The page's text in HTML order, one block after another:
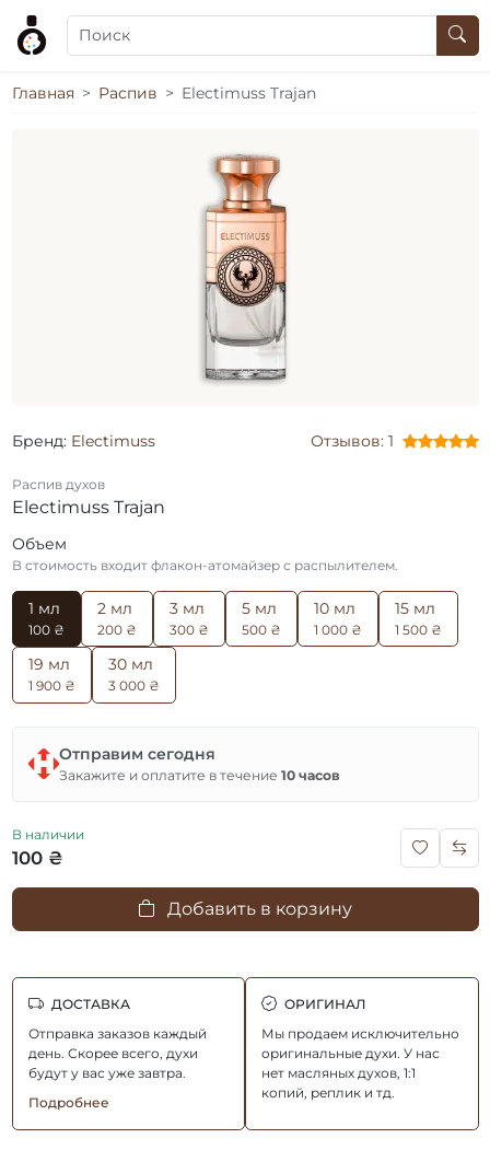
Главная Распив Electimuss Trajan
Бренд: Electimuss Отзывов: 1
Распив духов
Electimuss Trajan
Объем
В стоимость входит флакон-атомайзер с распылителем.
1 мл
100 ₴
2 мл
200 ₴
3 мл
300 ₴
5 мл
500 ₴
10 мл
1 000 ₴
15 мл
1 500 ₴
19 мл
1 900 ₴
30 мл
3 000 ₴
Отправим сегодня
Закажите и оплатите в течение 10 часов
В наличии
100 ₴
Добавить в корзину
ДОСТАВКА
Отправка заказов каждый
день. Скорее всего, духи
будут у вас уже завтра.
Подробнее
ОРИГИНАЛ
Мы продаем исключительно
оригинальные духи. У нас
нет масляных духов, 1:1
копий, реплик и тд.